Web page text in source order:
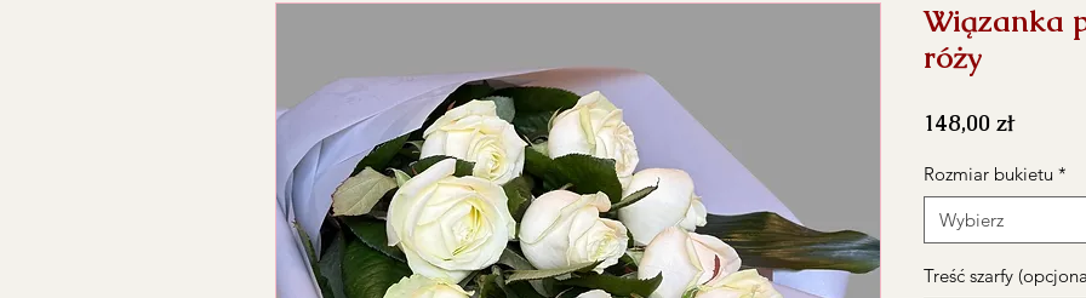
Wiązanka
róży
148,00 złCena
Rozmiar bukietu *
Wybierz
Treść szarfy